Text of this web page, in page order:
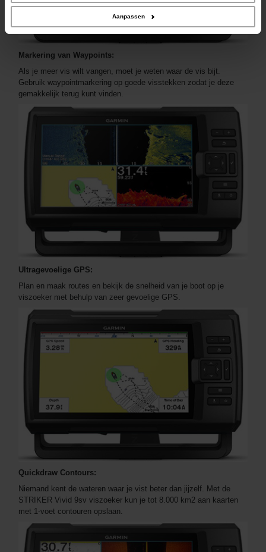
Aanpassen
Markering van Waypoints:
Als je meer vis wilt vangen, moet je weten waar de vis bijt.
Gebruik waypointmarkering op goede visstekken zodat je deze
gemakkelijk terug kunt vinden.
Ultragevoelige GPS:
Plan en maak routes en bekijk de snelheid van je boot op je
viszoeker met behulp van zeer gevoelige GPS.
Quickdraw Contours:
Niemand kent de wateren waar je vist beter dan jijzelf. Met de
STRIKER Vivid 9sv viszoeker kun je tot 8.000 km2 aan kaarten
met 1-voet contouren opslaan.